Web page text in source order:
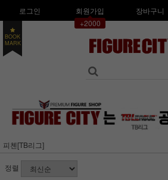
로그인
회원가입
+2000
장바구니
BOOK
MARK
피첸[TB리그]
정렬